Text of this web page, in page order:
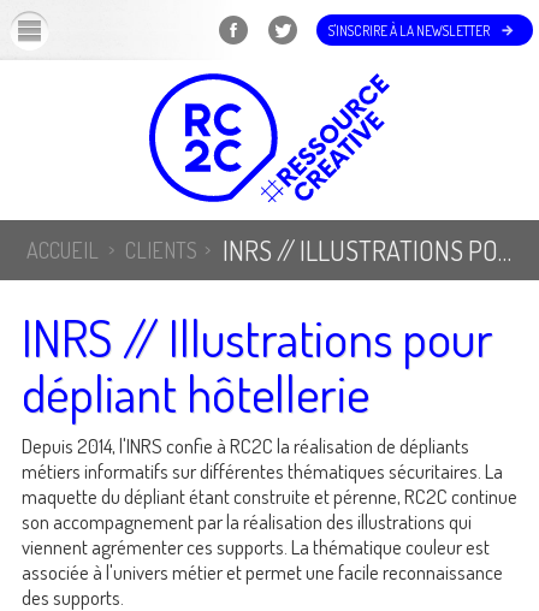
S'INSCRIRE À LA NEWSLETTER
ACCUEIL CLIENTS INRS // ILLUSTRATIONS POUR DÉPLIANT HÔTELLERIE
INRS // Illustrations pour
dépliant hôtellerie
Depuis 2014, l'INRS confie à RC2C la réalisation de dépliants
métiers informatifs sur différentes thématiques sécuritaires. La
maquette du dépliant étant construite et pérenne, RC2C continue
son accompagnement par la réalisation des illustrations qui
viennent agrémenter ces supports. La thématique couleur est
associée à l'univers métier et permet une facile reconnaissance
des supports.